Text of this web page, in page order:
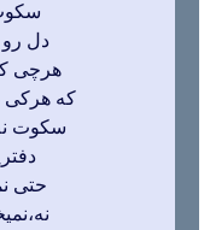
دل رو
هرچی
که
سکوت
حتی